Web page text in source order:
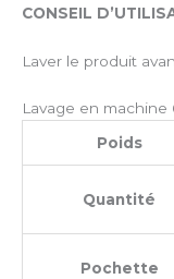
CONSEIL
Laver le produit
Lavage en machine
Poids
Quantité
Pochette